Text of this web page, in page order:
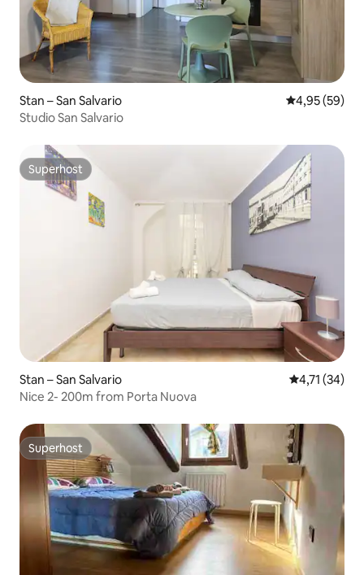
Stan – San Salvario Prosječna
4,95 (59)
Studio San Salvario
Superhost
Superhost
Stan – San Salvario Prosječna
4,71 (34)
Nice 2- 200m from Porta Nuova
Superhost
Superhost